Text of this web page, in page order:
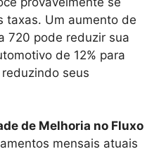
taxas. Um aumento de
720 pode reduzir sua
de 12% para
seus
de Melhoria no Fluxo
mensais atuais